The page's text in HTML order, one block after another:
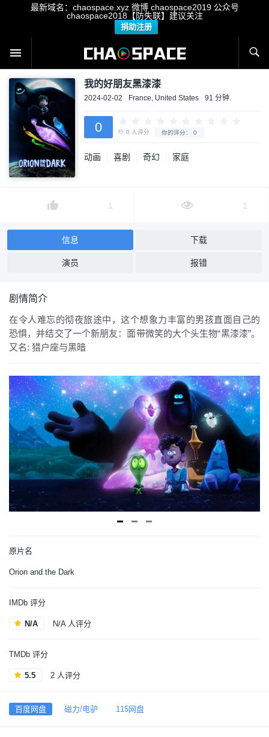
最新域名：chaospace.xyz 微博 chaospace2019 公众号
chaospace2018【防失联】建议关注
捐助注册
我的好朋友黑漆漆
2024-02-02 France, United States 91 分钟.
0
动画 喜剧 奇幻 家庭
1 1
信息 下载
演员 报错
剧情简介
在令人难忘的彻夜旅途中，这个想象力丰富的男孩直面自己的
恐惧，并结交了一个新朋友：面带微笑的大个头生物“黑漆漆”。
又名: 猎户座与黑暗
原片名
Orion and the Dark
IMDb 评分
N/A N/A 人评分
TMDb 评分
5.5 2 人评分
百度网盘 磁力/电驴 115网盘